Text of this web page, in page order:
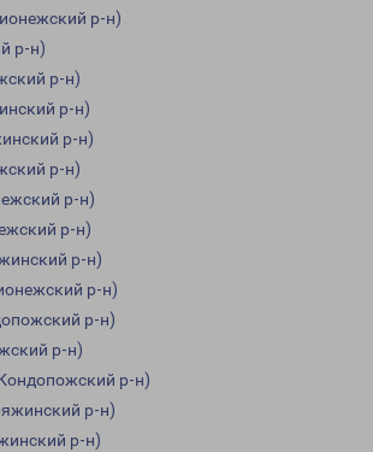
р-н)
р-н)
р-н)
р-н)
р-н)
р-н)
р-н)
р-н)
р-н)
р-н)
р-н)
р-н)
р-н)
р-н)
р-н)